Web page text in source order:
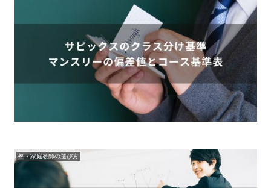
塾・家庭教師の選び方